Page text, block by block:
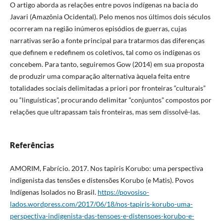
O artigo aborda as relações entre povos indígenas na bacia do
Javari (Amazônia Ocidental). Pelo menos nos últimos dois séculos
ocorreram na região inúmeros episódios de guerras, cujas
narrativas serão a fonte principal para tratarmos das diferenças
que definem e redefinem os coletivos, tal como os indígenas os
concebem. Para tanto, seguiremos Gow (2014) em sua proposta
de produzir uma comparação alternativa àquela feita entre
totalidades sociais delimitadas a priori por fronteiras “culturais”
ou “linguísticas”, procurando delimitar “conjuntos” compostos por
relações que ultrapassam tais fronteiras, mas sem dissolvê-las.
Referências
AMORIM, Fabrício. 2017. Nos tapiris Korubo: uma perspectiva
indigenista das tensões e distensões Korubo (e Matis). Povos
Indígenas Isolados no Brasil. https://povosiso-
lados.wordpress.com/2017/06/18/nos-tapiris-korubo-uma-
perspectiva-indigenista-das-tensoes-e-distensoes-korubo-e-